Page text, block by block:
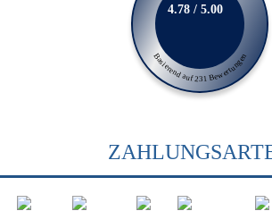
Basierend auf 231 Bewertungen
4.78 / 5.00